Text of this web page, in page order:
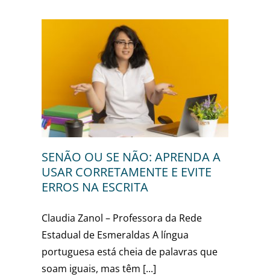
SENÃO OU SE NÃO: APRENDA A
USAR CORRETAMENTE E EVITE
ERROS NA ESCRITA
Claudia Zanol – Professora da Rede
Estadual de Esmeraldas A língua
portuguesa está cheia de palavras que
soam iguais, mas têm [...]